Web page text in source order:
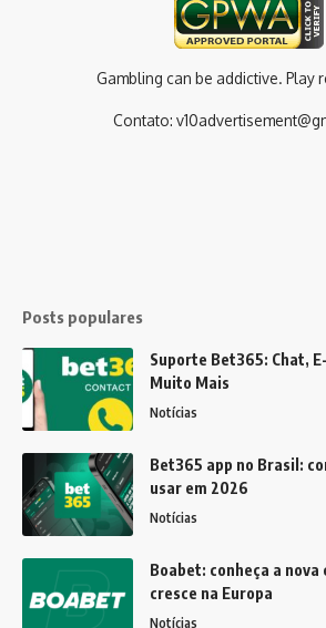
Gambling can be addictive. Play
Contato:
Posts populares
Suporte Bet365: Chat,
Muito Mais
Notícias
Bet365 app no Brasil:
usar em 2026
Notícias
Boabet: conheça a nova
cresce na Europa
Notícias